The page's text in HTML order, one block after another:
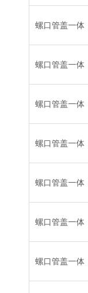
螺口管盖一体
螺口管盖一体
螺口管盖一体
螺口管盖一体
螺口管盖一体
螺口管盖一体
螺口管盖一体